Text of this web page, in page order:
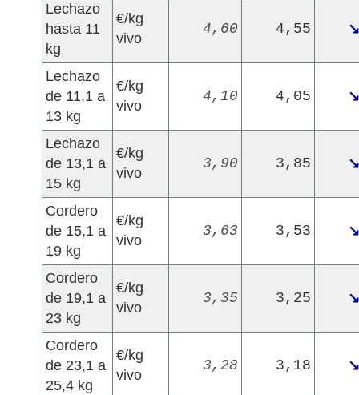
Lechazo
hasta 11
kg
€/kg
vivo
4,60 4,55 ↘
Lechazo
de 11,1 a
13 kg
€/kg
vivo
4,10 4,05 ↘
Lechazo
de 13,1 a
15 kg
€/kg
vivo
3,90 3,85 ↘
Cordero
de 15,1 a
19 kg
€/kg
vivo
3,63 3,53 ↘
Cordero
de 19,1 a
23 kg
€/kg
vivo
3,35 3,25 ↘
Cordero
de 23,1 a
25,4 kg
€/kg
vivo
3,28 3,18 ↘